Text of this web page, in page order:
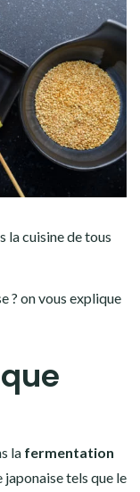
la cuisine de tous
? on vous explique
la fermentation
tels que le